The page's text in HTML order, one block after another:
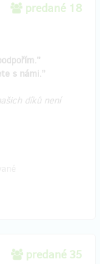
predané 18
s námi.”
díků není
predané 35